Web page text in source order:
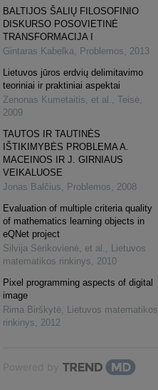
BALTIJOS ŠALIŲ FILOSOFINIO
DISKURSO POSOVIETINĖ
TRANSFORMACIJA I
Gintaras Kabelka, Problemos, 2013
Lietuvos jūros erdvių delimitavimo
teoriniai ir praktiniai aspektai
Zenonas Kumetaitis, et al. , Teisė,
2009
TAUTOS IR TAUTINĖS
IŠTIKIMYBĖS PROBLEMA A.
MACEINOS IR J. GIRNIAUS
VEIKALUOSE
Jonas Balčius, Problemos, 2008
Evaluation of multiple criteria quality
of mathematics learning objects in
eQNet project
Silvija Sėrikovienė, et al. , Lietuvos
matematikos rinkinys, 2010
Pixel programming aspects of digital
image
Rima Birškytė, Lietuvos matematikos
rinkinys, 2012
Powered by